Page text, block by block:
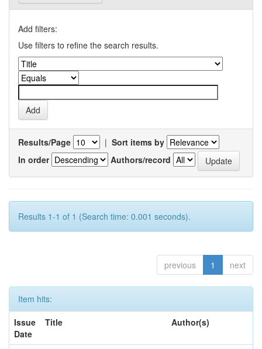
Add filters:
Use filters to refine the search results.
Results/Page | Sort items by
In order
Authors/record
Results 1-1 of 1 (Search time: 0.001 seconds).
previous 1 next
Item hits:
Issue
Date
Title Author(s)